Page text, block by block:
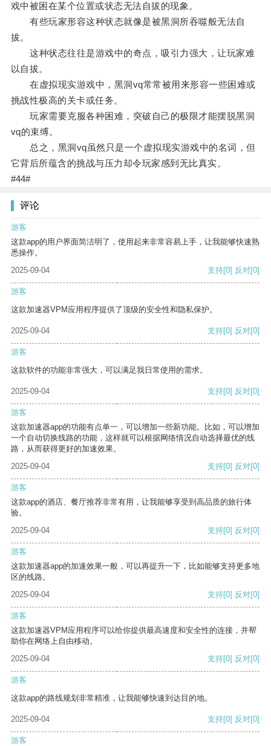
戏中被困在某个位置或状态无法自拔的现象。
有些玩家形容这种状态就像是被黑洞所吞噬般无法自
拔。
这种状态往往是游戏中的奇点，吸引力强大，让玩家难
以自拔。
在虚拟现实游戏中，黑洞vq常常被用来形容一些困难或
挑战性极高的关卡或任务。
玩家需要克服各种困难，突破自己的极限才能摆脱黑洞
vq的束缚。
总之，黑洞vq虽然只是一个虚拟现实游戏中的名词，但
它背后所蕴含的挑战与压力却令玩家感到无比真实。
#44#
评论
游客
这款app的用户界面简洁明了，使用起来非常容易上手，让我能够快速熟
悉操作。
2025-09-04
支持[0] 反对[0]
游客
这款加速器VPM应用程序提供了顶级的安全性和隐私保护。
2025-09-04 支持[0] 反对[0]
游客
这款软件的功能非常强大，可以满足我日常使用的需求。
2025-09-04 支持[0] 反对[0]
游客
这款加速器app的功能有点单一，可以增加一些新功能。比如，可以增加
一个自动切换线路的功能，这样就可以根据网络情况自动选择最优的线
路，从而获得更好的加速效果。
2025-09-04
支持[0] 反对[0]
游客
这款app的酒店、餐厅推荐非常有用，让我能够享受到高品质的旅行体
验。
2025-09-04
支持[0] 反对[0]
游客
这款加速器app的加速效果一般，可以再提升一下，比如能够支持更多地
区的线路。
2025-09-04
支持[0] 反对[0]
游客
这款加速器VPM应用程序可以给你提供最高速度和安全性的连接，并帮
助你在网络上自由移动。
2025-09-04
支持[0] 反对[0]
游客
这款app的路线规划非常精准，让我能够快速到达目的地。
2025-09-04 支持[0] 反对[0]
游客